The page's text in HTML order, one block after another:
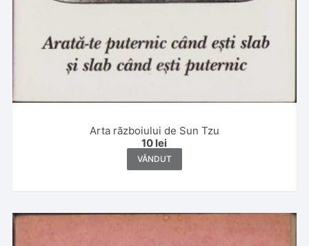
Arta războiului de Sun Tzu
10 lei
VÂNDUT